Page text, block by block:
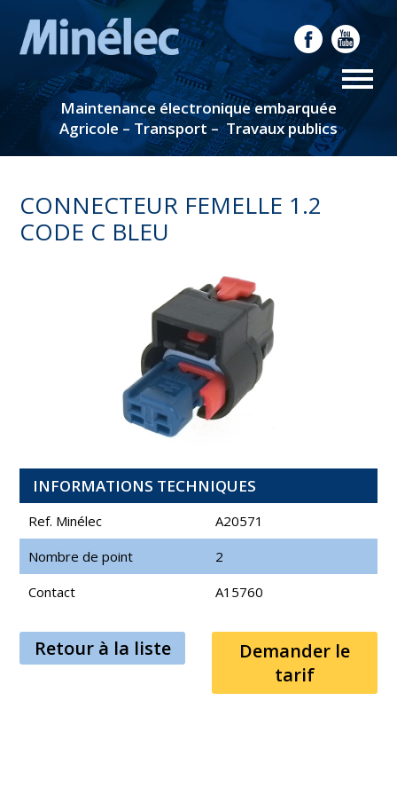
Maintenance électronique embarquée
Agricole – Transport – Travaux publics
CONNECTEUR FEMELLE 1.2
CODE C BLEU
INFORMATIONS TECHNIQUES
Ref. Minélec
A20571
Nombre de point
2
Contact
A15760
Retour à la liste
Demander le
tarif